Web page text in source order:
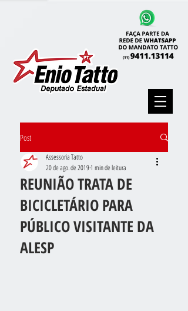
Post
REUNIÃO TRATA DE
BICICLETÁRIO PARA
PÚBLICO VISITANTE DA
ALESP
Assessoria Tatto
20 de ago. de 20191 min de leitura